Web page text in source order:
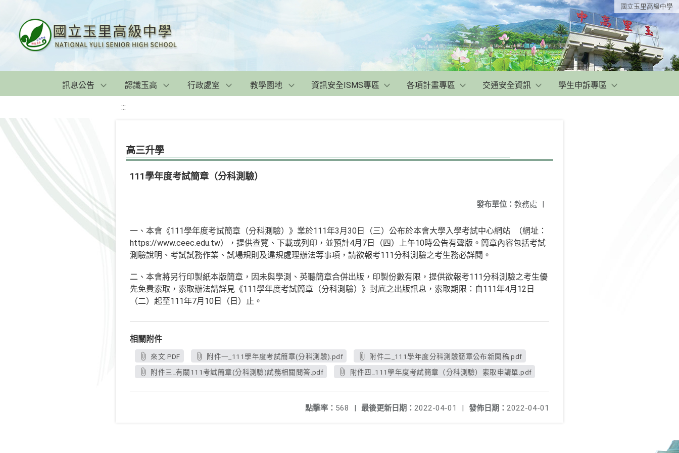
國立玉里高級中學
訊息公告 認識玉高 行政處室 教學園地 資訊安全ISMS專區 各項計畫專區 交通安全資訊 學生申訴專區
:::
高三升學
111學年度考試簡章（分科測驗）
發布單位： 教務處 |
一、本會《111學年度考試簡章（分科測驗）》業於111年3月30日（三）公布於本會大學入學考試中心網站 （網址：
https://www.ceec.edu.tw），提供查覽、下載或列印，並預計4月7日（四）上午10時公告有聲版。簡章內容包括考試
測驗說明、考試試務作業、試場規則及違規處理辦法等事項，請欲報考111分科測驗之考生務必詳閱。
二、本會將另行印製紙本版簡章，因未與學測、英聽簡章合併出版，印製份數有限，提供欲報考111分科測驗之考生優
先免費索取，索取辦法請詳見《111學年度考試簡章（分科測驗）》封底之出版訊息，索取期限：自111年4月12日
（二）起至111年7月10日（日）止。
相關附件
來文.PDF 附件一_111學年度考試簡章(分科測驗).pdf
附件二_111學年度分科測驗簡章公布新聞稿.pdf
附件三_有關111考試簡章(分科測驗)試務相關問答.pdf
附件四_111學年度考試簡章（分科測驗）索取申請單.pdf
發佈日期： 2022-04-01
最後更新日期： 2022-04-01 |
點擊率： 568 |